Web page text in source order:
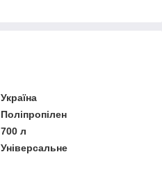
Україна
Поліпропілен
700 л
Універсальне